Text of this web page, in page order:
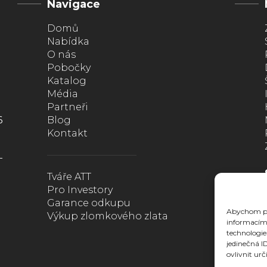
Abychom
informacím
jedinečná
ovlivnit
Navigace
Domů
Nabídka
O nás
Pobočky
Katalog
Média
Partneři
Blog
Kontakt
Tváře ATT
Pro Investory
Garance odkupu
Výkup zlomkového zlata